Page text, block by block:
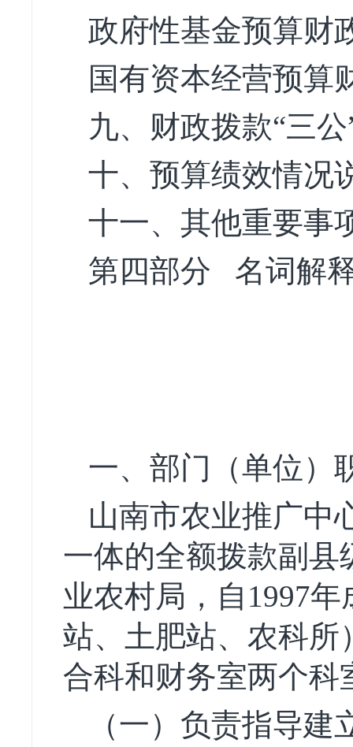
政府性基金预算财
国有资本经营预算
九、财政拨款“三
十、预算绩效情况
十一、其他重要事
第四部分 名词解
一、部门（单位）
山南市农业推广中
一体的全额拨款副
业农村局，自1997
站、土肥站、农科所
合科和财务室两个科
（一）负责指导